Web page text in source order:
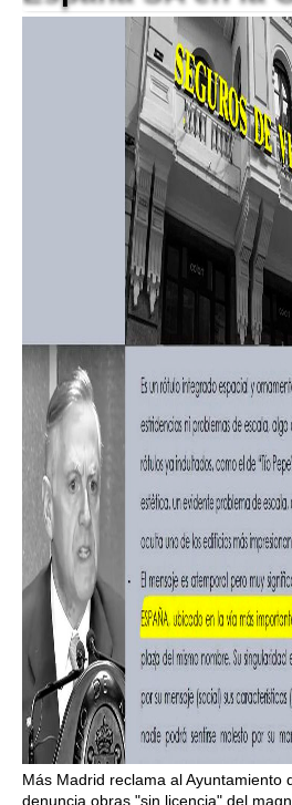
Más Madrid reclama al Ayuntamiento
denuncia obras "sin licencia" del